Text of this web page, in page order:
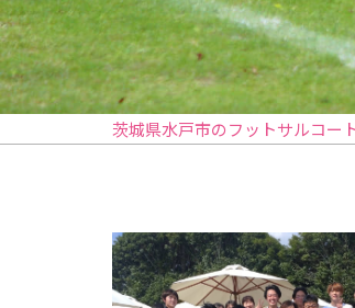
茨城県水戸市のフットサルコー